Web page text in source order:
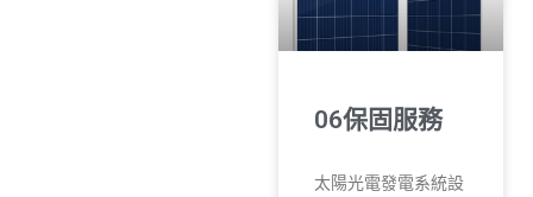
06保固服務
太陽光電發電系統設